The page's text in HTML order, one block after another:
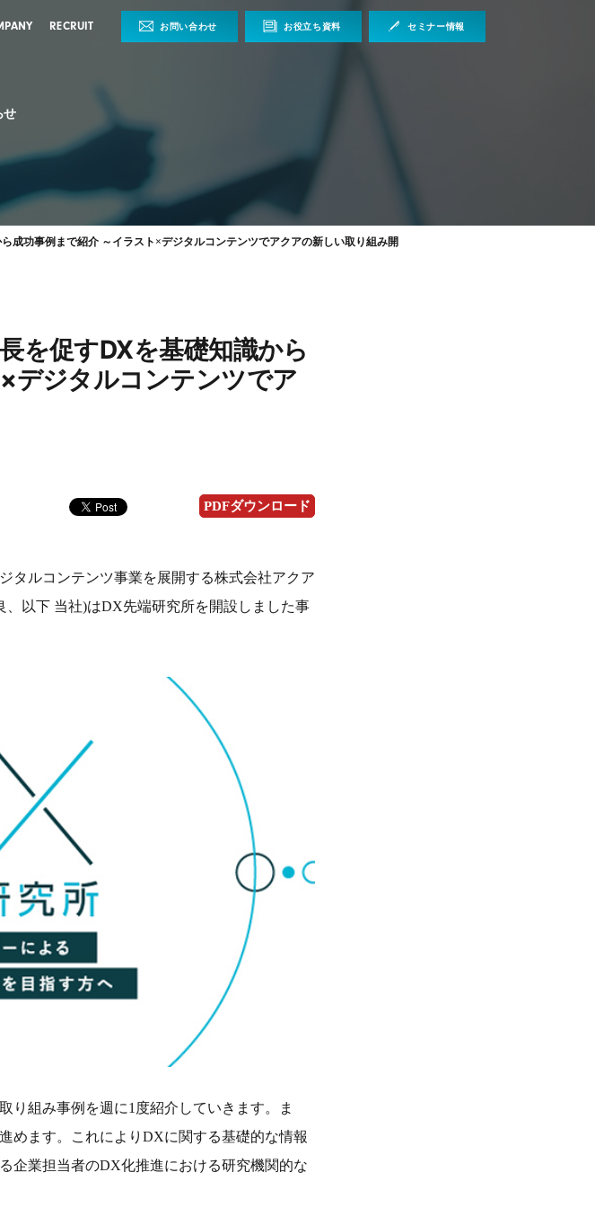
RECRUIT お問い合わせ お役立ち資料 セミナー情報
せ
成功事例まで紹介 ～イラスト×デジタルコンテンツでアクアの新しい取り組み開
を促すDXを基礎知識から
デジタルコンテンツでア
PDFダウンロード
タルコンテンツ事業を展開する株式会社アクア
以下 当社)はDX先端研究所を開設しました事
り組み事例を週に1度紹介していきます。ま
めます。これによりDXに関する基礎的な情報
企業担当者のDX化推進における研究機関的な